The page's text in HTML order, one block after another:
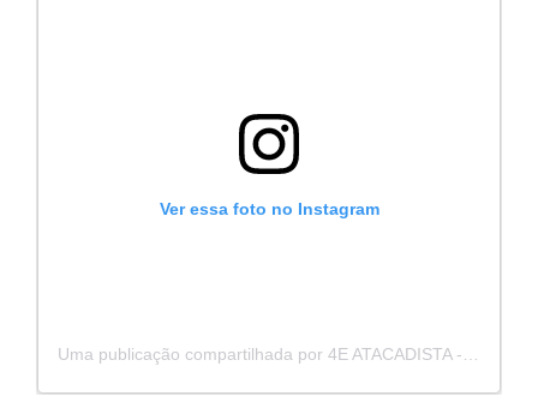
Ver essa foto no Instagram